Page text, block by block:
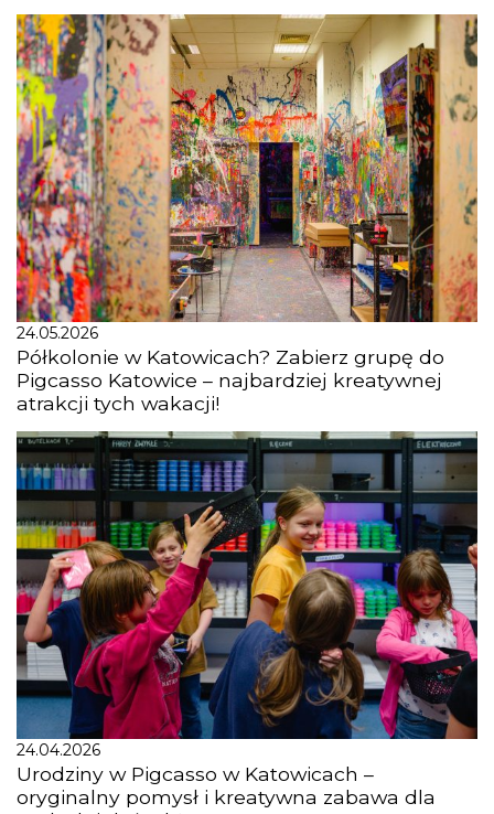
24.05.2026
Półkolonie w Katowicach? Zabierz grupę do
Pigcasso Katowice – najbardziej kreatywnej
atrakcji tych wakacji!
24.04.2026
Urodziny w Pigcasso w Katowicach –
oryginalny pomysł i kreatywna zabawa dla